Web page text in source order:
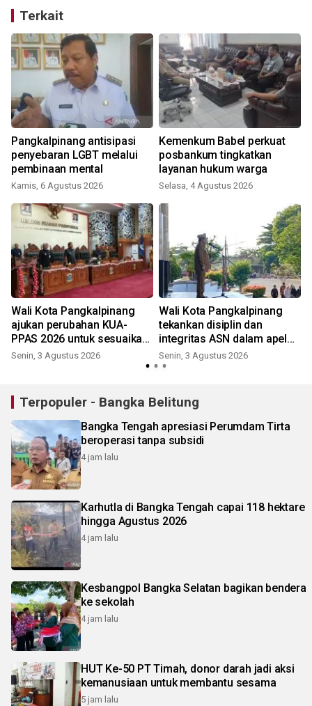
Terkait
Pangkalpinang antisipasi
penyebaran LGBT melalui
pembinaan mental
Kamis, 6 Agustus 2026
Kemenkum Babel perkuat
posbankum tingkatkan
layanan hukum warga
Selasa, 4 Agustus 2026
Wali Kota Pangkalpinang
ajukan perubahan KUA-
PPAS 2026 untuk sesuaikan
kondisi fiskal
Senin, 3 Agustus 2026
Wali Kota Pangkalpinang
tekankan disiplin dan
integritas ASN dalam apel
gabungan
Senin, 3 Agustus 2026
Terpopuler - Bangka Belitung
Bangka Tengah apresiasi Perumdam Tirta
beroperasi tanpa subsidi
4 jam lalu
Karhutla di Bangka Tengah capai 118 hektare
hingga Agustus 2026
4 jam lalu
Kesbangpol Bangka Selatan bagikan bendera
ke sekolah
4 jam lalu
HUT Ke-50 PT Timah, donor darah jadi aksi
kemanusiaan untuk membantu sesama
5 jam lalu